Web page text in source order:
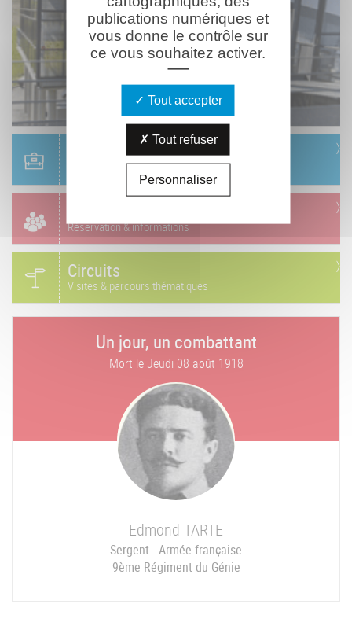
Réservation & informations
Réservation & informations
Circuits
Visites & parcours thématiques
Un jour, un combattant
Mort leJeudi 08 août 1918
Edmond TARTE
Sergent - Armée française
9ème Régiment du Génie
publications numériques et
vous donne le contrôle sur
ce vous souhaitez activer.
Tout accepter
Tout refuser
Personnaliser